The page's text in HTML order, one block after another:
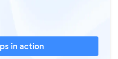
in action